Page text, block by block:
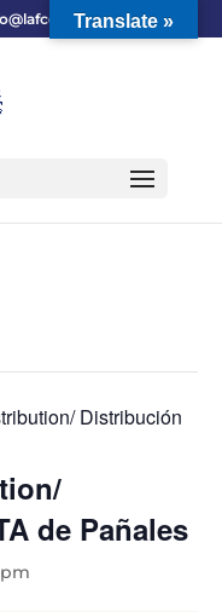
Distribución
de Pañales
pm
Translate »